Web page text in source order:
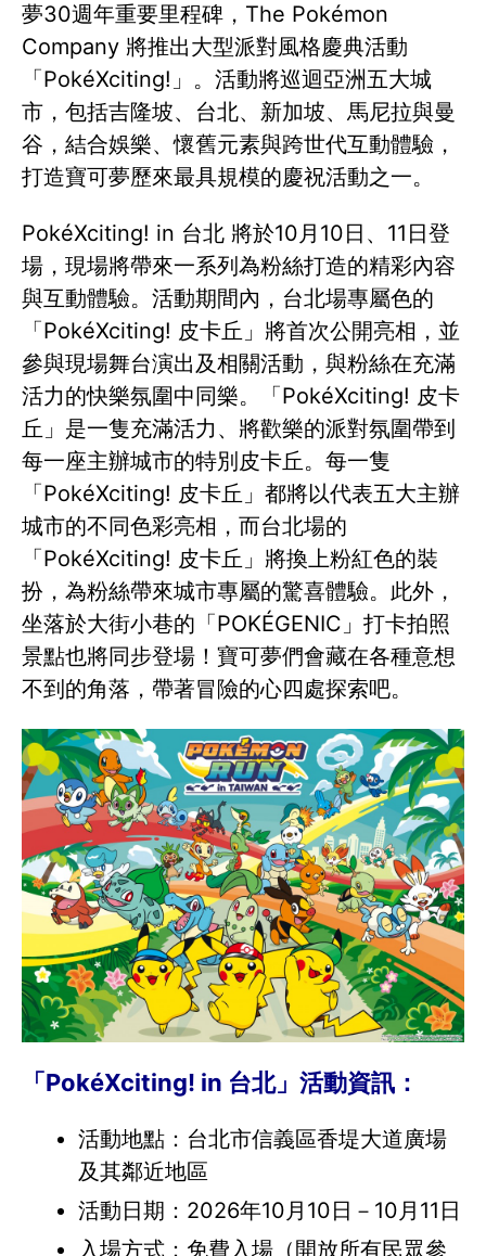
夢30週年重要里程碑，The Pokémon
Company 將推出大型派對風格慶典活動
「PokéXciting!」。活動將巡迴亞洲五大城
市，包括吉隆坡、台北、新加坡、馬尼拉與曼
谷，結合娛樂、懷舊元素與跨世代互動體驗，
打造寶可夢歷來最具規模的慶祝活動之一。
PokéXciting! in 台北 將於10月10日、11日登
場，現場將帶來一系列為粉絲打造的精彩內容
與互動體驗。活動期間內，台北場專屬色的
「PokéXciting! 皮卡丘」將首次公開亮相，並
參與現場舞台演出及相關活動，與粉絲在充滿
活力的快樂氛圍中同樂。「PokéXciting! 皮卡
丘」是一隻充滿活力、將歡樂的派對氛圍帶到
每一座主辦城市的特別皮卡丘。每一隻
「PokéXciting! 皮卡丘」都將以代表五大主辦
城市的不同色彩亮相，而台北場的
「PokéXciting! 皮卡丘」將換上粉紅色的裝
扮，為粉絲帶來城市專屬的驚喜體驗。此外，
坐落於大街小巷的「POKÉGENIC」打卡拍照
景點也將同步登場！寶可夢們會藏在各種意想
不到的角落，帶著冒險的心四處探索吧。
「PokéXciting! in 台北」活動資訊：
活動地點：台北市信義區香堤大道廣場
及其鄰近地區
活動日期：2026年10月10日－10月11日
入場方式：免費入場（開放所有民眾參